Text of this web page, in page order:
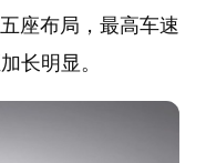
座布局，最高车速
长明显。